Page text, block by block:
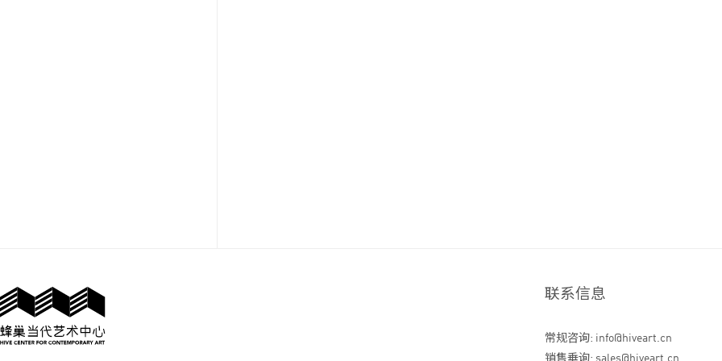
联系信息
常规咨询: info@hiveart.cn
销售垂询: sales@hiveart.cn